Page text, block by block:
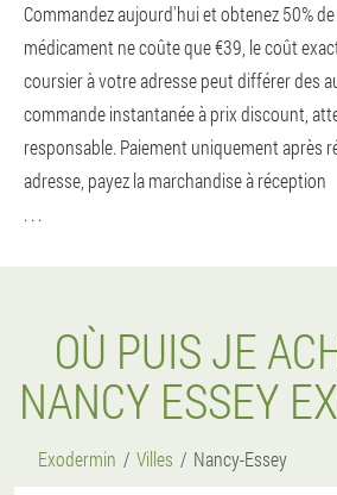
Commandez aujourd'hui et obtenez 50%
médicament ne coûte que €39, le coût
coursier à votre adresse peut différer des
commande instantanée à prix discount,
responsable. Paiement uniquement après
adresse, payez la marchandise à réception
. . .
OÙ PUIS JE
NANCY ESSEY
Exodermin Villes Nancy-Essey